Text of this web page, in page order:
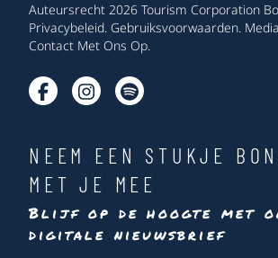
Auteursrecht 2026 Tourism Corporation
Privacybeleid. Gebruiksvoorwaarden.
Contact Met Ons Op.
NEEM EEN STUKJE
MET JE MEE
Blijf op de hoogte met
digitale nieuwsbrief